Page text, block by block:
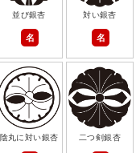
並び銀杏
名
対い銀杏
名
陰丸に対い銀杏 二つ剣銀杏